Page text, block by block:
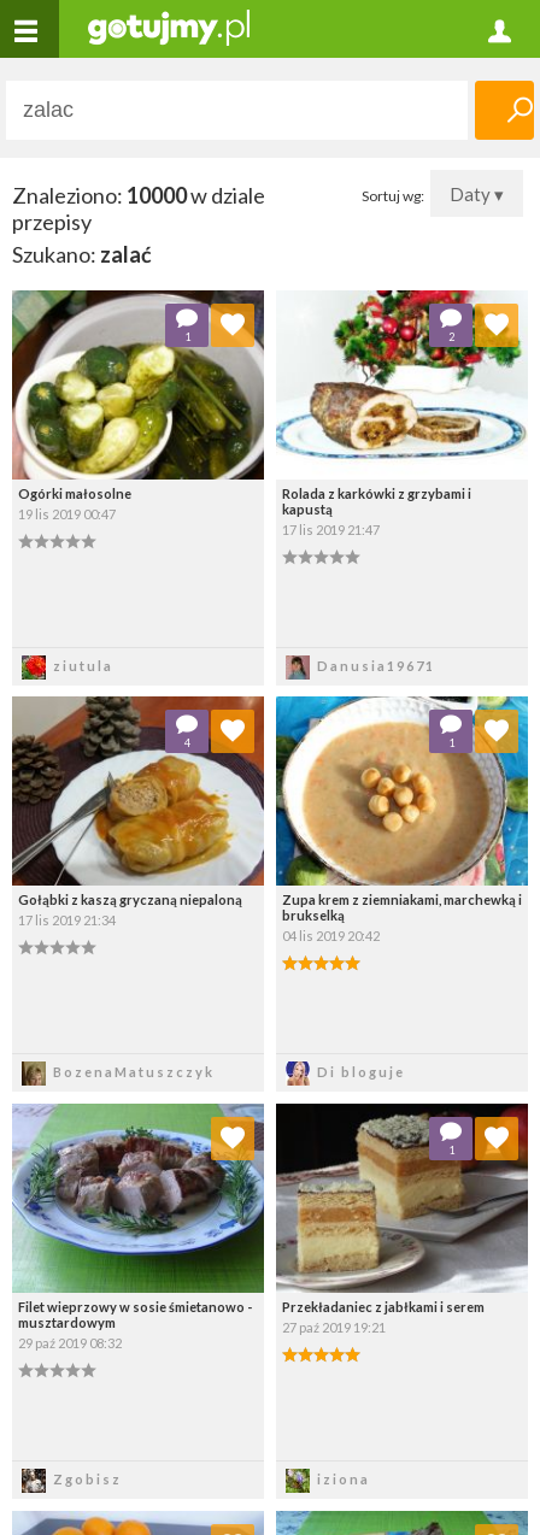
Sortuj wg: Daty ▾
Znaleziono: 10000w dziale
przepisy
Szukano: zalać
Ogórki małosolne
19 lis 2019 00:47
ziutula
1
Dodaj do ulubionych
Wybierz listę:
Rolada z karkówki z grzybami i
kapustą
17 lis 2019 21:47
Danusia19671
2
Dodaj do ulubionych
Wybierz listę:
Gołąbki z kaszą gryczaną niepaloną
17 lis 2019 21:34
BozenaMatuszczyk
4
Dodaj do ulubionych
Wybierz listę:
Zupa krem z ziemniakami, marchewką i
brukselką
04 lis 2019 20:42
Di bloguje
1
Dodaj do ulubionych
Wybierz listę:
Filet wieprzowy w sosie śmietanowo -
musztardowym
29 paź 2019 08:32
Zgobisz
Dodaj do ulubionych
Wybierz listę:
Przekładaniec z jabłkami i serem
27 paź 2019 19:21
iziona
1
Dodaj do ulubionych
Wybierz listę:
Dodaj do ulubionych Dodaj do ulubionych